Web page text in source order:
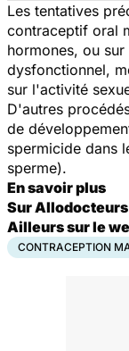
Les tentatives
contraceptif oral
hormones, ou
dysfonctionnel,
sur l'activité
D'autres
de
spermicide dans
sperme).
En savoir plus
Sur
Ailleurs sur le
CONTRACEPTION